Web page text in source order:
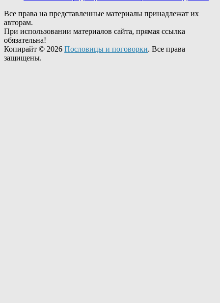
Все права на представленные материалы принадлежат их
авторам.
При использовании материалов сайта, прямая ссылка
обязательна!
Копирайт © 2026 Пословицы и поговорки. Все права
защищены.